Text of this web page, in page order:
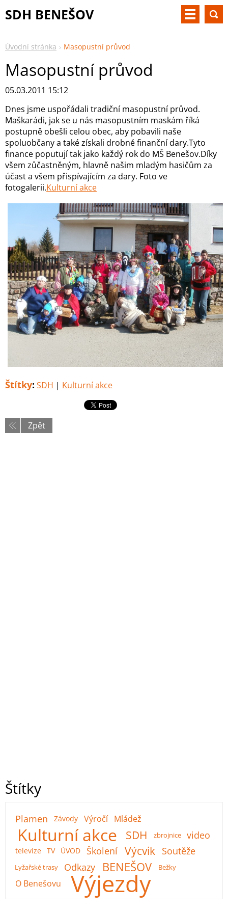
SDH BENEŠOV
Úvodní stránka Masopustní průvod
Masopustní průvod
05.03.2011 15:12
Dnes jsme uspořádali tradiční masopustní průvod.
Maškarádi, jak se u nás masopustním maskám říká
postupně obešli celou obec, aby pobavili naše
spoluobčany a také získali drobné finanční dary.Tyto
finance poputují tak jako každý rok do MŠ Benešov.Díky
všem zůčastněným, hlavně našim mladým hasičům za
účast a všem přispívajícím za dary. Foto ve
fotogalerii.Kulturní akce
Štítky: SDH | Kulturní akce
Zpět
Štítky
Plamen Závody Výročí Mládež
Kulturní akce SDH zbrojnice video
televize TV ÚVOD Školení Výcvik Soutěže
Lyžařské trasy Odkazy BENEŠOV Bežky
O Benešovu Výjezdy